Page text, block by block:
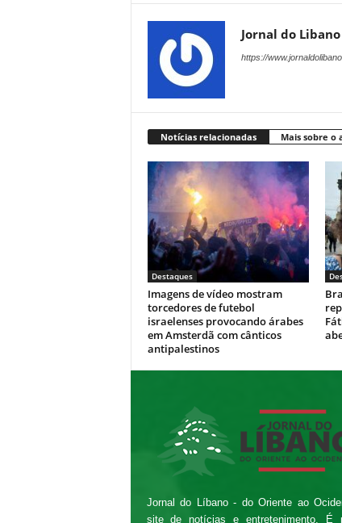
Jornal do Libano
https://
Notícias relacionadas Mais sobre o
Destaques
Imagens de vídeo mostram
torcedores de futebol
israelenses provocando árabes
em Amsterdã com cânticos
antipalestinos
Jornal do Líbano - do Oriente ao
site de notícias e entretenimento. É